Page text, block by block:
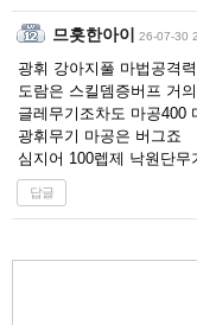
므흣한아이 26-07-30
광휘 강아지풀 마법공격
도람은 스킬뎀증버프 거
글레무기조차도 마공400
광휘무기 마공은 버그죠
심지어 100렙제 낙원단
답글